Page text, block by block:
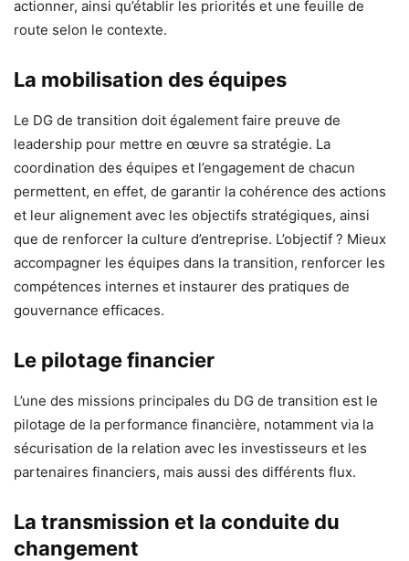
actionner, ainsi qu’établir les priorités et une feuille de
route selon le contexte.
La mobilisation des équipes
Le DG de transition doit également faire preuve de
leadership pour mettre en œuvre sa stratégie. La
coordination des équipes et l’engagement de chacun
permettent, en effet, de garantir la cohérence des actions
et leur alignement avec les objectifs stratégiques, ainsi
que de renforcer la culture d’entreprise. L’objectif ? Mieux
accompagner les équipes dans la transition, renforcer les
compétences internes et instaurer des pratiques de
gouvernance efficaces.
Le pilotage financier
L’une des missions principales du DG de transition est le
pilotage de la performance financière, notamment via la
sécurisation de la relation avec les investisseurs et les
partenaires financiers, mais aussi des différents flux.
La transmission et la conduite du
changement